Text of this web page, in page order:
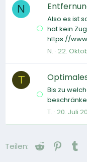
N
Also es ist
hat kein
https://
N. 22.
T
Bis zu
T. 20. Juli
Teilen: Reddit